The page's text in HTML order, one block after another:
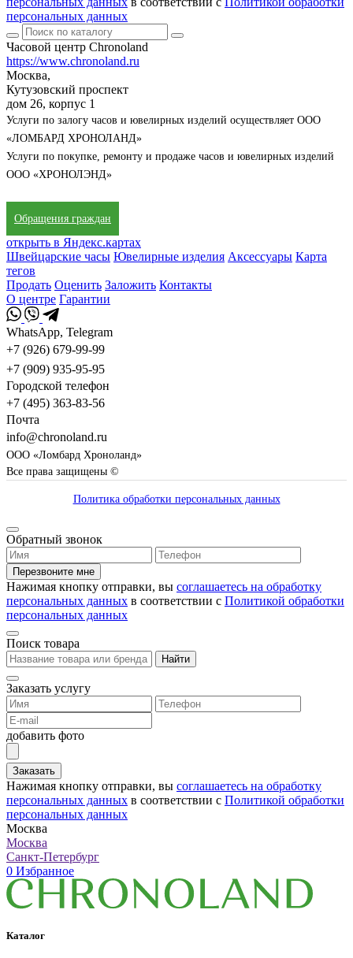
персональных данных
Часовой центр Chronoland
https://www.chronoland.ru
Москва,
Кутузовский проспект
дом 26, корпус 1
Услуги по залогу часов и ювелирных изделий осуществляет ООО
«ЛОМБАРД ХРОНОЛАНД»
Услуги по покупке, ремонту и продаже часов и ювелирных изделий
ООО «ХРОНОЛЭНД»
Обращения граждан
открыть в Яндекс.картах
Швейцарские часы Ювелирные изделия Аксессуары Карта
тегов
Продать Оценить Заложить Контакты
О центре Гарантии
WhatsApp, Telegram
+7 (926) 679-99-99
+7 (909) 935-95-95
Городской телефон
+7 (495) 363-83-56
Почта
info@chronoland.ru
ООО «Ломбард Хроноланд»
Все права защищены ©
Политика обработки персональных данных
Обратный звонок
Перезвоните мне
Нажимая кнопку отправки, вы соглашаетесь на обработку
персональных данных в соответствии с Политикой обработки
персональных данных
Поиск товара
Найти
Заказать услугу
добавить фото
Заказать
Нажимая кнопку отправки, вы соглашаетесь на обработку
персональных данных в соответствии с Политикой обработки
персональных данных
Москва
Москва
Санкт-Петербург
0 Избранное
Каталог